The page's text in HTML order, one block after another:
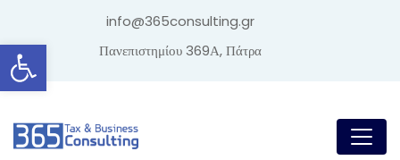
Ανοίξτε τη γραμμή εργαλείων
info@365consulting.gr
Πανεπιστημίου 369Α, Πάτρα